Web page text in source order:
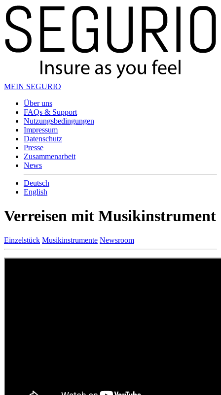
MEIN SEGURIO
Über uns
FAQs & Support
Nutzungsbedingungen
Impressum
Datenschutz
Presse
Zusammenarbeit
News
Deutsch
English
Verreisen mit Musikinstrument
Einzelstück Musikinstrumente Newsroom